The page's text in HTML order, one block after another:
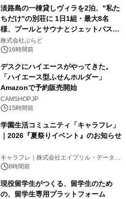
淡路島の一棟貸しヴィラを2泊、"私た
ちだけ"の別荘に 1日1組・最大8名
様、プールとサウナとジェットバス付
きで Villa Mon Temps AWAJIの連泊
素泊りプラン
株式会社ぷらど
16時間前
デスクにハイエースがやってきた。
「ハイエース型ふせんホルダー」
Amazonで予約販売開始
CAMSHOP.JP
15時間前
学園生活コミュニティ「キャラフレ」
｜2026『夏祭りイベント』のお知らせ
キャラフレ｜株式会社エイプリル・データ・
デザインズ
8時間前
現役留学生がつくる、留学生のため
の、留学生専用プラットフォーム